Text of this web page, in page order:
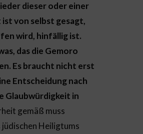
dieser oder einer
von selbst gesagt,
wird, hinfällig ist.
das die Gemoro
Es braucht nicht erst
Entscheidung nach
Glaubwürdigkeit in
gemäß muss
Heiligtums